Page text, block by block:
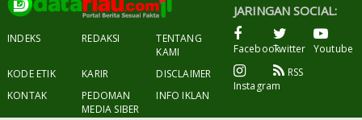
INDEKS REDAKSI
TENTANG
KAMI
KODE ETIK
KARIR
DISCLAIMER
KONTAK
PEDOMAN
MEDIA SIBER
INFO IKLAN
JARINGAN SOCIAL:
FacebookTwitter Youtube
Instagram
RSS